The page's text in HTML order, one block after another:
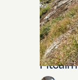
Pitcairn